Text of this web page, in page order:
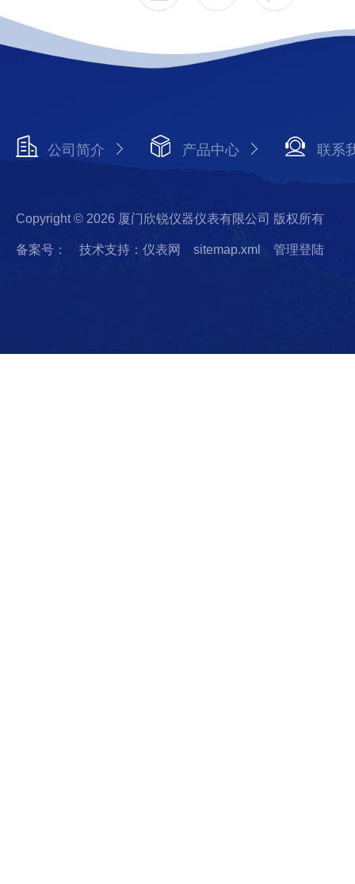
公司简介 产品中心 联系
Copyright © 2026 厦门欣锐仪器仪表有限公司 版权所有
备案号： 技术支持：仪表网 sitemap.xml 管理登陆